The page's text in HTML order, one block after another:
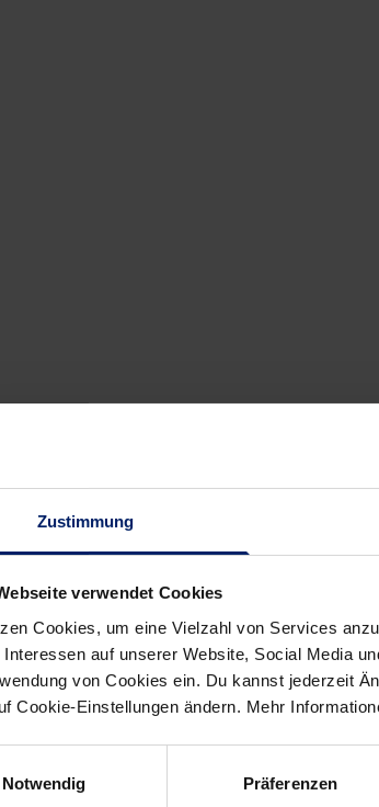
Zustimmung
verwendet Cookies
Cookies, um eine Vielzahl von Services
Interessen auf unserer Website, Social Media
von Cookies ein. Du kannst jederzeit
Cookie-Einstellungen ändern. Mehr
Notwendig
Präferenzen